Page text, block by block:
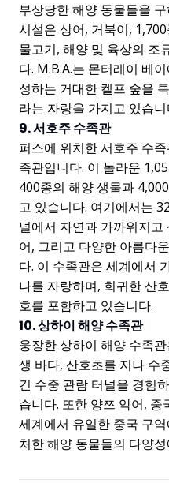
부상당한 해양 동물들을
시설은 상어, 거북이,
물고기, 해양 및 육상의 조
다. M.B.A.는 몬터레이 베
성하는 거대한 켈프 숲을
라는 자랑을 가지고 있습니
9. 서호주 수족관
퍼스에 위치한 서호주 수
족관입니다. 이 놀라운
400종의 해양 생물과
고 있습니다. 여기에서는
널에서 자연과 가까워지
어, 그리고 다양한 아름다
다. 이 수족관은 세계에서
나를 자랑하며, 희귀한 산
호를 포함하고 있습니다.
10. 상하이 해양 수족관
웅장한 상하이 해양 수족
생 바다, 산호초를 지나 수
긴 수중 관람 터널을 경험
습니다. 또한 양쯔 악어,
세계에서 유일한 중국 구
처한 해양 동물들의 다양